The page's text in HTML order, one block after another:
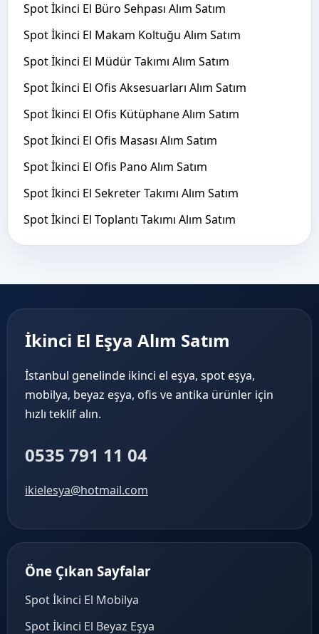
Spot İkinci El Büro Sehpası Alım Satım
Spot İkinci El Makam Koltuğu Alım Satım
Spot İkinci El Müdür Takımı Alım Satım
Spot İkinci El Ofis Aksesuarları Alım Satım
Spot İkinci El Ofis Kütüphane Alım Satım
Spot İkinci El Ofis Masası Alım Satım
Spot İkinci El Ofis Pano Alım Satım
Spot İkinci El Sekreter Takımı Alım Satım
Spot İkinci El Toplantı Takımı Alım Satım
İkinci El Eşya Alım Satım
İstanbul genelinde ikinci el eşya, spot eşya,
mobilya, beyaz eşya, ofis ve antika ürünler için
hızlı teklif alın.
0535 791 11 04
ikielesya@hotmail.com
Öne Çıkan Sayfalar
Spot İkinci El Mobilya
Spot İkinci El Beyaz Eşya